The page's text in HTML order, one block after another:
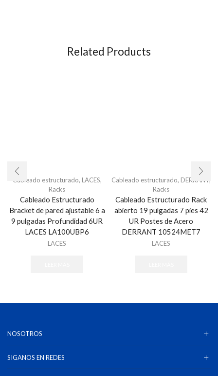
Related Products
Cableado estructurado, LACES,
Racks
Cableado Estructurado
Bracket de pared ajustable 6 a
9 pulgadas Profundidad 6UR
LACES LA100UBP6
LACES
Cableado estructurado, DERRANT,
Racks
Cableado Estructurado Rack
abierto 19 pulgadas 7 pies 42
UR Postes de Acero
DERRANT 10524MET7
LACES
NOSOTROS
SIGANOS EN REDES